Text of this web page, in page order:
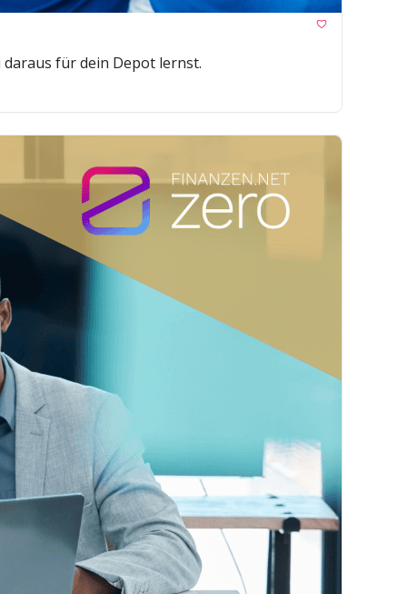
für dein Depot lernst.